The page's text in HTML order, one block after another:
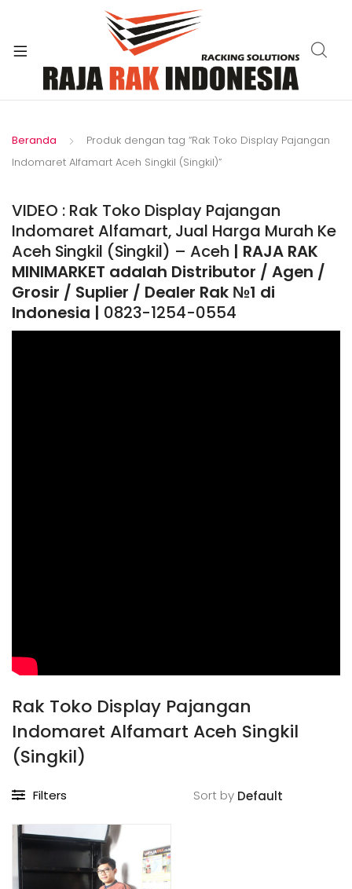
Beranda
Produk dengan tag “Rak Toko Display Pajangan
Indomaret Alfamart Aceh Singkil (Singkil)”
VIDEO : Rak Toko Display Pajangan
Indomaret Alfamart, Jual Harga Murah Ke
Aceh Singkil (Singkil) – Aceh | RAJA RAK
MINIMARKET adalah Distributor / Agen /
Grosir / Suplier / Dealer Rak №1 di
Indonesia | 0823-1254-0554
Rak Toko Display Pajangan
Indomaret Alfamart Aceh Singkil
(Singkil)
Filters Sort by